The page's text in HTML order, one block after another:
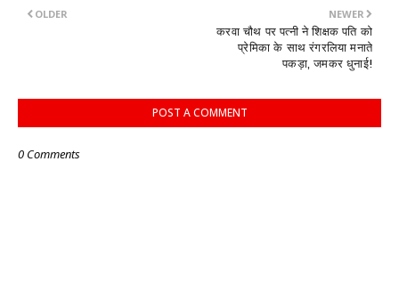
NEWER
करवा चौथ पर पत्नी ने शिक्षक पति को
प्रेमिका के साथ रंगरलिया मनाते
पकड़ा, जमकर धुनाई!
OLDER
POST A COMMENT
0 Comments